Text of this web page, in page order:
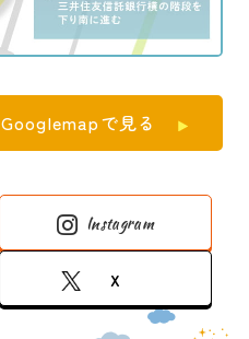
Googlemapで見る
Instagram
X